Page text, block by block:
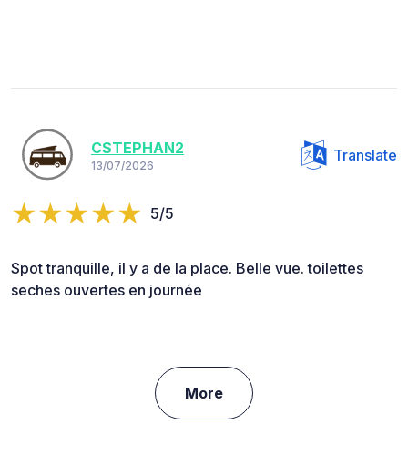
CSTEPHAN2
13/07/2026
Translate
5/5
Spot tranquille, il y a de la place. Belle vue. toilettes
seches ouvertes en journée
More